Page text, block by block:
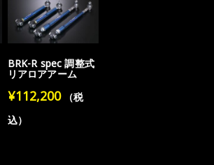
BRK-R spec 調整式
リアロアアーム
¥112,200
（税
込）